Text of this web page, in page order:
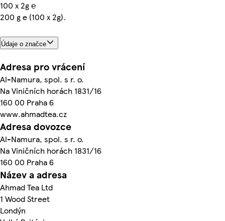
100 x 2g ℮
200 g e (100 x 2g).
Údaje o značce
Adresa pro vrácení
Al-Namura, spol. s r. o.
Na Viničních horách 1831/16
160 00 Praha 6
www.ahmadtea.cz
Adresa dovozce
Al-Namura, spol. s r. o.
Na Viničních horách 1831/16
160 00 Praha 6
Název a adresa
Ahmad Tea Ltd
1 Wood Street
Londýn